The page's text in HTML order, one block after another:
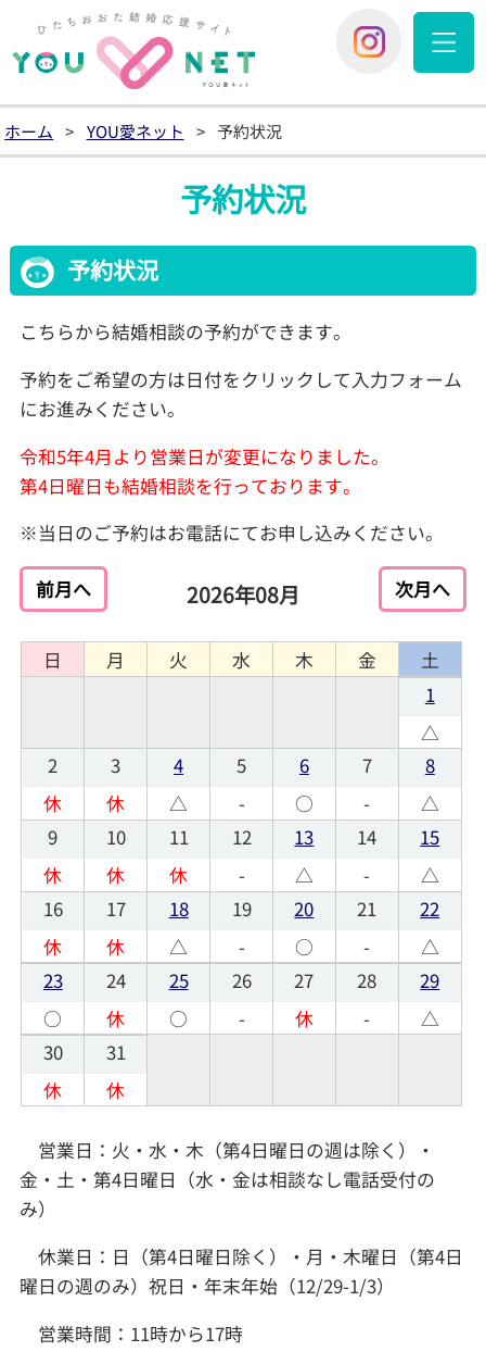
You愛ネッ
ホーム > YOU愛ネット > 予約状況
予約状況
予約状況
こちらから結婚相談の予約ができます。
予約をご希望の方は日付をクリックして入力フォーム
にお進みください。
令和5年4月より営業日が変更になりました。
第4日曜日も結婚相談を行っております。
※当日のご予約はお電話にてお申し込みください。
2026年08月
日 月 火 水 木 金
土
1
△
2
休
3
休
4
△
5
-
6
○
7
-
8
△
9
休
10
休
11
休
12
-
13
△
14
-
15
△
16
休
17
休
18
△
19
-
20
○
21
-
22
△
23
○
24
休
25
○
26
-
27
休
28
-
29
△
30
休
31
休
前月へ 次月へ
営業日：火・水・木（第4日曜日の週は除く）・
金・土・第4日曜日（水・金は相談なし電話受付の
み）
休業日：日（第4日曜日除く）・月・木曜日（第4日
曜日の週のみ）祝日・年末年始（12/29-1/3）
営業時間：11時から17時